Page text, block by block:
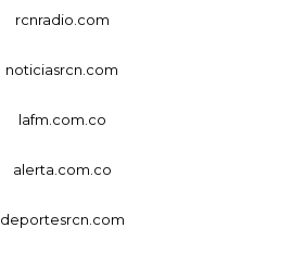
rcnradio.com
noticiasrcn.com
lafm.com.co
alerta.com.co
deportesrcn.com